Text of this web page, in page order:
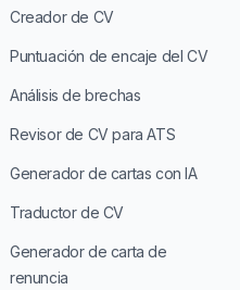
Creador de CV
Puntuación de encaje del CV
Análisis de brechas
Revisor de CV para ATS
Generador de cartas con IA
Traductor de CV
Generador de carta de
renuncia